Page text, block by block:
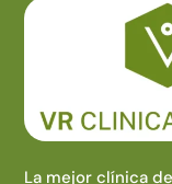
La mejor clínica